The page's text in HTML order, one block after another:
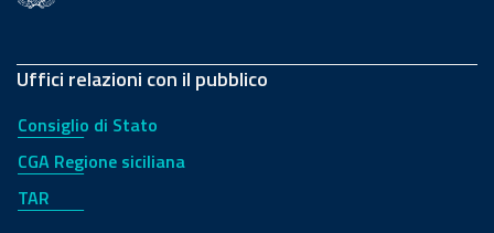
Uffici relazioni con il pubblico
Consiglio di Stato
CGA Regione siciliana
TAR